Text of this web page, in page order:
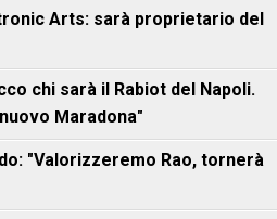
Arts: sarà proprietario del
chi sarà il Rabiot del Napoli.
Maradona"
"Valorizzeremo Rao, tornerà